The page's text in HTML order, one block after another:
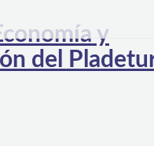
y
del